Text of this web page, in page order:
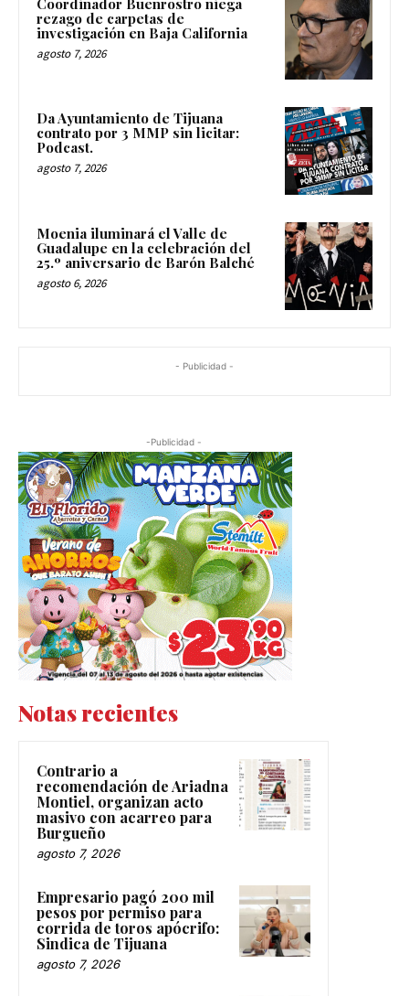
rezago de carpetas de
investigación en Baja California
agosto 7, 2026
Da Ayuntamiento de Tijuana
contrato por 3 MMP sin licitar:
Podcast.
agosto 7, 2026
Moenia iluminará el Valle de
Guadalupe en la celebración del
25.º aniversario de Barón Balché
agosto 6, 2026
- Publicidad -
-Publicidad -
Notas recientes
Contrario a
recomendación de Ariadna
Montiel, organizan acto
masivo con acarreo para
Burgueño
agosto 7, 2026
Empresario pagó 200 mil
pesos por permiso para
corrida de toros apócrifo:
Sindica de Tijuana
agosto 7, 2026